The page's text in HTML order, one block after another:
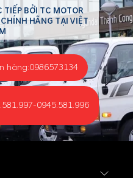
TIẾP BỞI TC MOTOR
HÃNG TẠI VIỆT
hàng:0986573134
-0945.581.996